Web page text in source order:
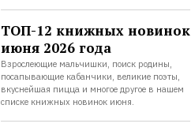
ТОП-12 книжных новинок
июня 2026 года
Взрослеющие мальчишки, поиск родины,
посапывающие кабанчики, великие поэты,
вкуснейшая пицца и многое другое в нашем
списке книжных новинок июня.